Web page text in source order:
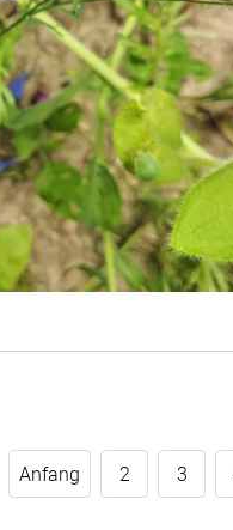
Anfang 2 3